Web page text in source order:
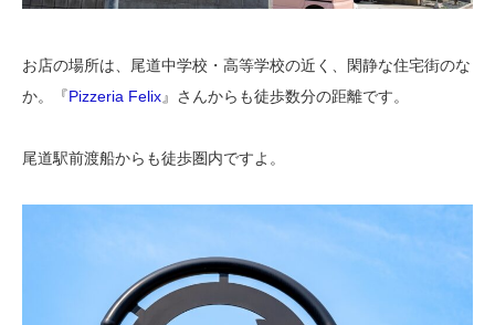
お店の場所は、尾道中学校・高等学校の近く、閑静な住宅街のな
か。『Pizzeria Felix』さんからも徒歩数分の距離です。
尾道駅前渡船からも徒歩圏内ですよ。